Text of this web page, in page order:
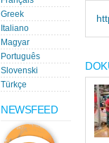
Greek
Italiano
Magyar
Português
Slovenski
Türkçe
NEWSFEED